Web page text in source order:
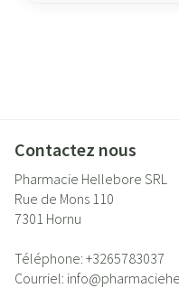
Contactez nous
Pharmacie Hellebore SRL
Rue de Mons 110
7301 Hornu
Téléphone: +3265783037
Courriel: info@